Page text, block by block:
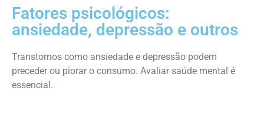
Fatores psicológicos:
ansiedade, depressão e outros
Transtornos como ansiedade e depressão podem
preceder ou piorar o consumo. Avaliar saúde mental é
essencial.